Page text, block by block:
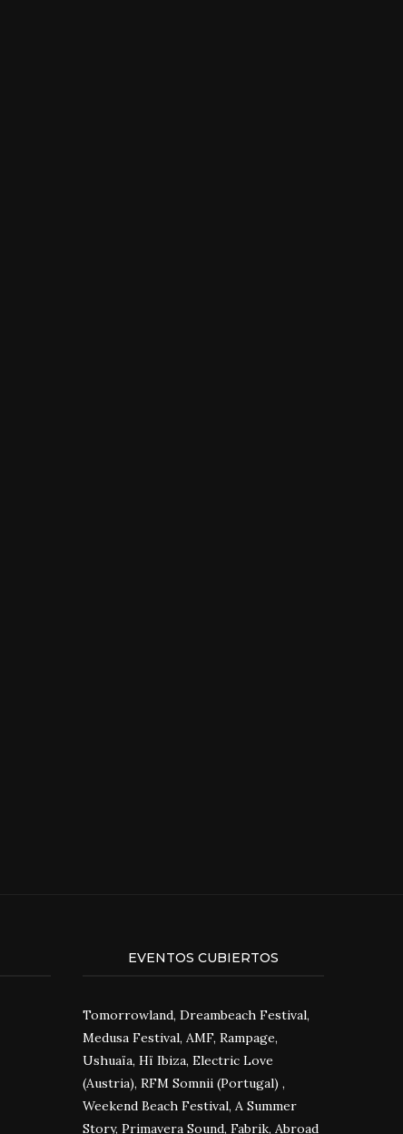
EVENTOS CUBIERTOS
Tomorrowland, Dreambeach Festival,
Medusa Festival, AMF, Rampage,
Ushuaïa, Hï Ibiza, Electric Love
(Austria), RFM Somnii (Portugal) ,
Weekend Beach Festival, A Summer
Story, Primavera Sound, Fabrik, Abroad